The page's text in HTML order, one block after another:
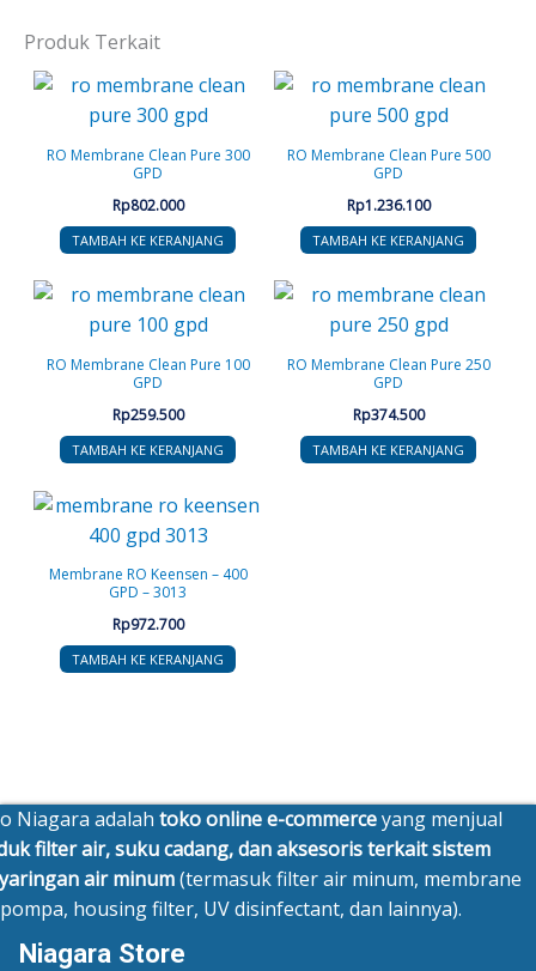
Produk Terkait
RO Membrane Clean Pure 300
GPD
Rp802.000
TAMBAH KE KERANJANG
RO Membrane Clean Pure 500
GPD
Rp1.236.100
TAMBAH KE KERANJANG
RO Membrane Clean Pure 100
GPD
Rp259.500
TAMBAH KE KERANJANG
RO Membrane Clean Pure 250
GPD
Rp374.500
TAMBAH KE KERANJANG
Membrane RO Keensen – 400
GPD – 3013
Rp972.700
TAMBAH KE KERANJANG
Niagara adalah toko online e-commerceyang menjual
filter air, suku cadang, dan aksesoris terkait sistem
air minum(termasuk filter air minum, membrane
pompa, housing filter, UV disinfectant, dan lainnya).
Niagara Store